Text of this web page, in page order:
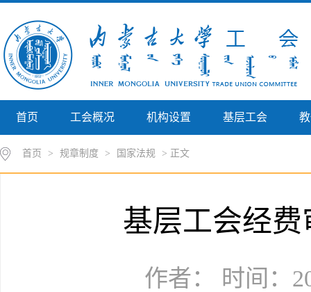
首页 工会概况 机构设置 基层工会
首页 > 规章制度 > 国家法规 > 正文
基层工会经
作者： 时间：